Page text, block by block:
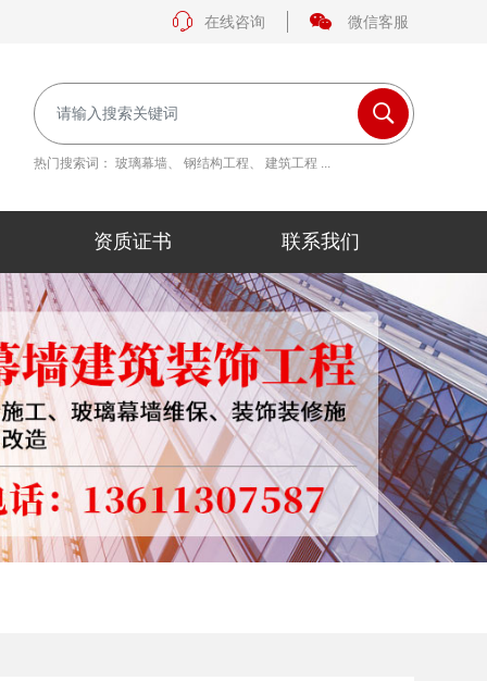
在线咨询 微信客服
热门搜索词： 玻璃幕墙 钢结构工程 建筑工程
资质证书 联系我们